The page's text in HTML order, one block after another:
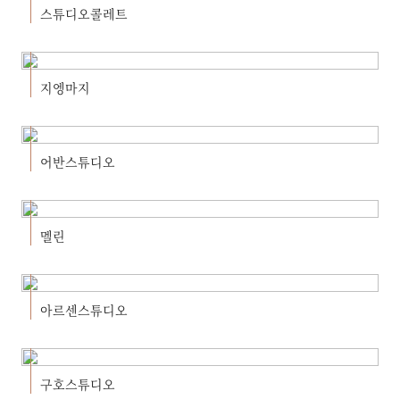
스튜디오콜레트
지엥마지
어반스튜디오
멜린
아르센스튜디오
구호스튜디오